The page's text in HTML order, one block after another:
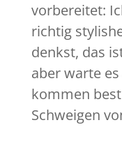
vorbereitet:
richtig
denkst, das
aber warte
kommen
Schweigen